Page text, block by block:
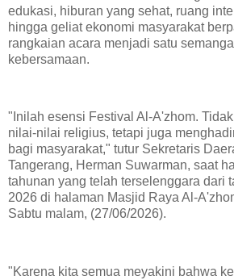
edukasi, hiburan yang sehat, ruang
hingga geliat ekonomi masyarakat
rangkaian acara menjadi satu
kebersamaan.
"Inilah esensi Festival Al-A'zhom.
nilai-nilai religius, tetapi juga
bagi masyarakat," tutur Sekretaris
Tangerang, Herman Suwarman, saat
tahunan yang telah terselenggara dari
2026 di halaman Masjid Raya Al-
Sabtu malam, (27/06/2026).
"Karena kita semua meyakini bahwa